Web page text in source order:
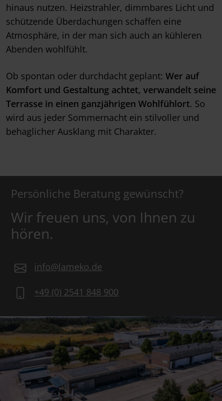
hinaus nutzen. Heizstrahler, dimmbares Licht und
schützende Überdachungen schaffen eine
Atmosphäre, in der man sich auch an kühleren
Abenden wohlfühlt.
Ob spontan oder durchdacht geplant: Wer auf
Komfort und Gestaltung achtet, verwandelt seine
Terrasse in einen ganzjährigen Wohlfühlort. So
wird aus jeder Sommernacht ein stilvoller und
behaglicher Ausklang mit Charakter.
Persönliche Beratung gewünscht?
Wir freuen uns, von Ihnen zu
hören.
info@lameko.de
+49 (0) 2541 848 900